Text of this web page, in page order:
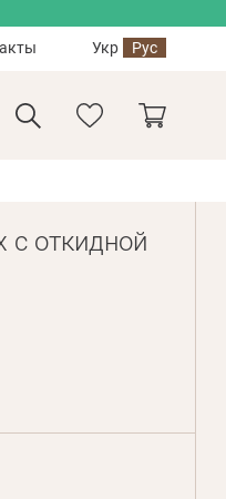
Укр Рус
с откидной